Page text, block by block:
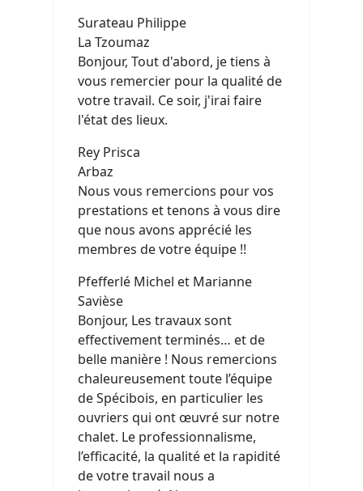
Surateau Philippe
La Tzoumaz
Bonjour, Tout d'abord, je tiens à
vous remercier pour la qualité de
votre travail. Ce soir, j'irai faire
l'état des lieux.
Rey Prisca
Arbaz
Nous vous remercions pour vos
prestations et tenons à vous dire
que nous avons apprécié les
membres de votre équipe !!
Pfefferlé Michel et Marianne
Savièse
Bonjour, Les travaux sont
effectivement terminés… et de
belle manière ! Nous remercions
chaleureusement toute l’équipe
de Spécibois, en particulier les
ouvriers qui ont œuvré sur notre
chalet. Le professionnalisme,
l’efficacité, la qualité et la rapidité
de votre travail nous a